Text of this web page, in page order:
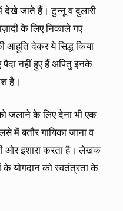
देखे जाते हैं। टुन्नू व दुलारी
के लिए निकाले गए
आहूति देकर ये सिद्ध किया
पैदा नहीं हुए हैं अपितु इनके
है।
को जलाने के लिए देना भी एक
में बतौर गायिका जाना व
ओर इशारा करता है। लेखक
के योगदान को स्वतंत्रता के